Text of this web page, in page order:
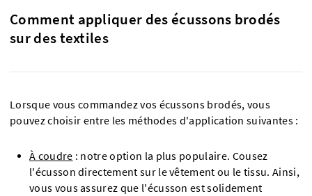
Comment appliquer des écussons brodés
sur des textiles
Lorsque vous commandez vos écussons brodés, vous
pouvez choisir entre les méthodes d'application suivantes :
À coudre : notre option la plus populaire. Cousez
l'écusson directement sur le vêtement ou le tissu. Ainsi,
vous vous assurez que l'écusson est solidement